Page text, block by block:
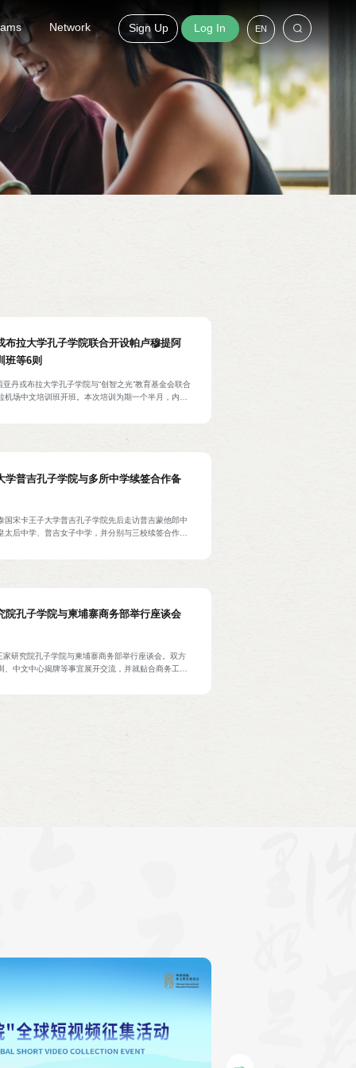
Network Sign Up Log In EN
布拉大学孔子学院联合开设帕卢穆提阿
班等6则
丹戎布拉大学孔子学院与“创智之光”教育基金会联合
机场中文培训班开班。本次培训为期一个半月，内容
门的138名职工参加培训。中苏拉威西省副省长雷
学普吉孔子学院与多所中学续签合作备
宋卡王子大学普吉孔子学院先后走访普吉蒙他郎中
太后中学、普吉女子中学，并分别与三校续签合作备
提供支持。蒙塔郎中学校长皮查特，诗娜卡琳皇太后
院孔子学院与柬埔寨商务部举行座谈会
研究院孔子学院与柬埔寨商务部举行座谈会。双方
、中文中心揭牌等事宜展开交流，并就贴合商务工作
培训与研究院院长帕·伊㜓，孔院柬方院长陈统崇、中